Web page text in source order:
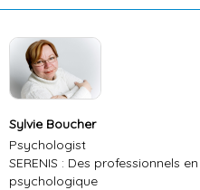
Sylvie Boucher
Psychologist
SERENIS : Des professionnels
psychologique